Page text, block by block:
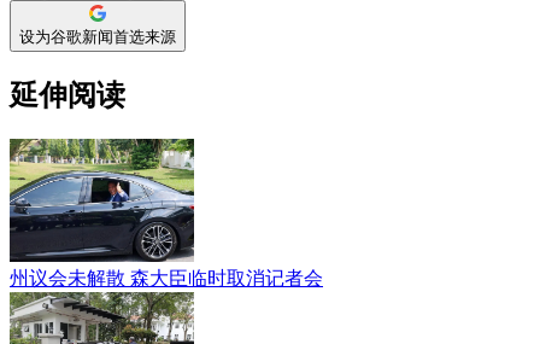
设为谷歌新闻首选来源
延伸阅读
州议会未解散 森大臣临时取消记者会